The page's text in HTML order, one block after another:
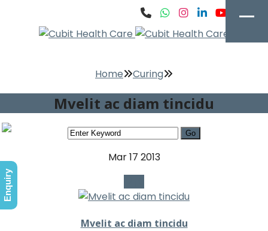
Home Curing
Mvelit ac diam tincidu
Mar 17 2013
Mvelit ac diam tincidu
Enquiry